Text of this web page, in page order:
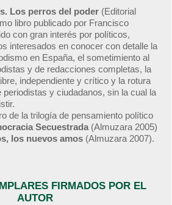
Los perros del poder (Editorial
libro publicado por Francisco
con gran interés por políticos,
interesados en conocer con detalle la
en España, el sometimiento al
y de redacciones completas, la
independiente y crítico y la rotura
periodistas y ciudadanos, sin la cual la
de la trilogía de pensamiento político
Secuestrada (Almuzara 2005)
los nuevos amos (Almuzara 2007).
FIRMADOS POR EL
AUTOR